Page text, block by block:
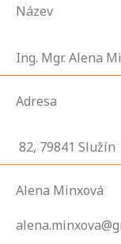
Název
Ing. Mgr. Alena
Adresa
82, 79841 Služín
Alena Minxová